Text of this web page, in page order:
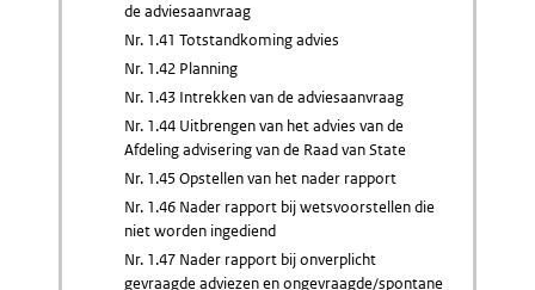
de adviesaanvraag
Nr. 1.41 Totstandkoming advies
Nr. 1.42 Planning
Nr. 1.43 Intrekken van de adviesaanvraag
Nr. 1.44 Uitbrengen van het advies van de
Afdeling advisering van de Raad van State
Nr. 1.45 Opstellen van het nader rapport
Nr. 1.46 Nader rapport bij wetsvoorstellen die
niet worden ingediend
Nr. 1.47 Nader rapport bij onverplicht
gevraagde adviezen en ongevraagde/spontane